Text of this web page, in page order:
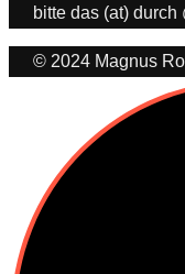
bitte das (at) durch
© 2024 Magnus